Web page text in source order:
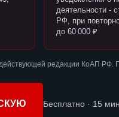
деятельности -
РФ, при
до 60 000 ₽
редакции КоАП
Бесплатно · 15